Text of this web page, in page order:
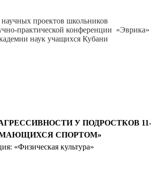
проектов школьников
практической конференции «Эврика»
наук учащихся Кубани
У ПОДРОСТКОВ 11-
СПОРТОМ»
«Физическая культура»